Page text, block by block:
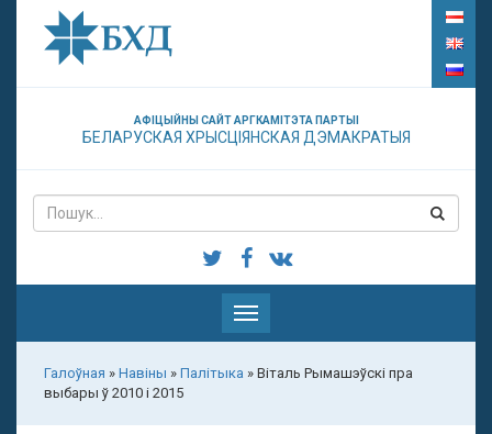
АФІЦЫЙНЫ САЙТ АРГКАМІТЭТА ПАРТЫІ
БЕЛАРУСКАЯ ХРЫСЦІЯНСКАЯ ДЭМАКРАТЫЯ
Паказаць
меню
Галоўная » Навіны » Палітыка » Віталь Рымашэўскі пра
выбары ў 2010 і 2015